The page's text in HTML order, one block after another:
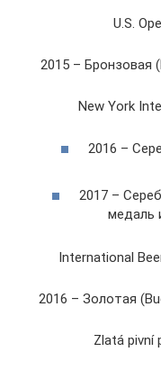
U.S.
2015 – Бронзовая
New York
2016 –
2017 –
медаль
International
2016 – Золотая
Zlatá pivní